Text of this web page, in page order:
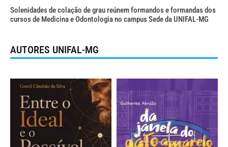
Solenidades de colação de grau reúnem formandos e formandas dos
cursos de Medicina e Odontologia no campus Sede da UNIFAL-MG
AUTORES UNIFAL-MG